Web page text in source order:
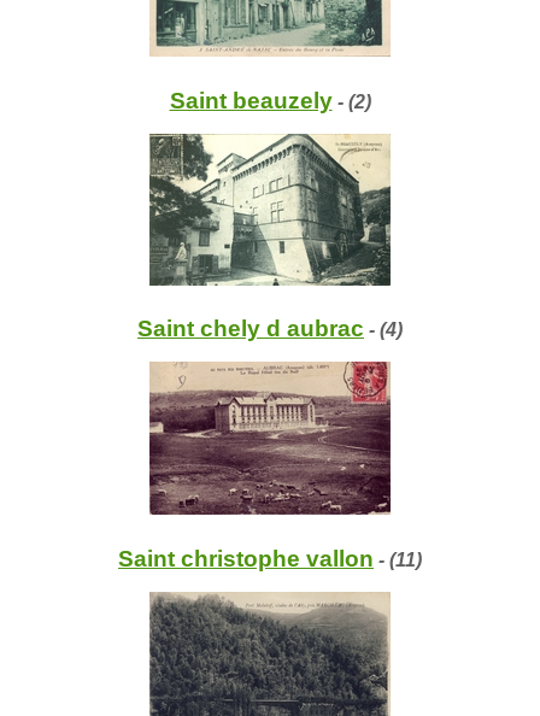
Saint beauzely- (2)
Saint chely d aubrac - (4)
Saint christophe vallon - (11)